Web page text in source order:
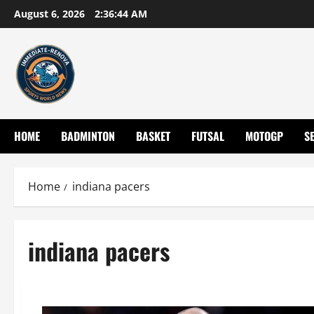
Skip
to
content
August 6, 2026 2:36:45 AM
HOME BADMINTON BASKET FUTSAL MOTOGP
Home indiana pacers
indiana pacers